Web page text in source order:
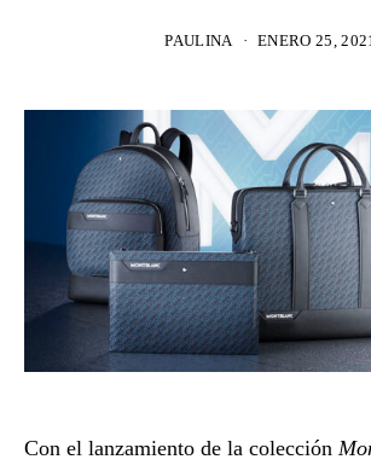
PAULINA ENERO 25, 2021
Con el lanzamiento de la colección